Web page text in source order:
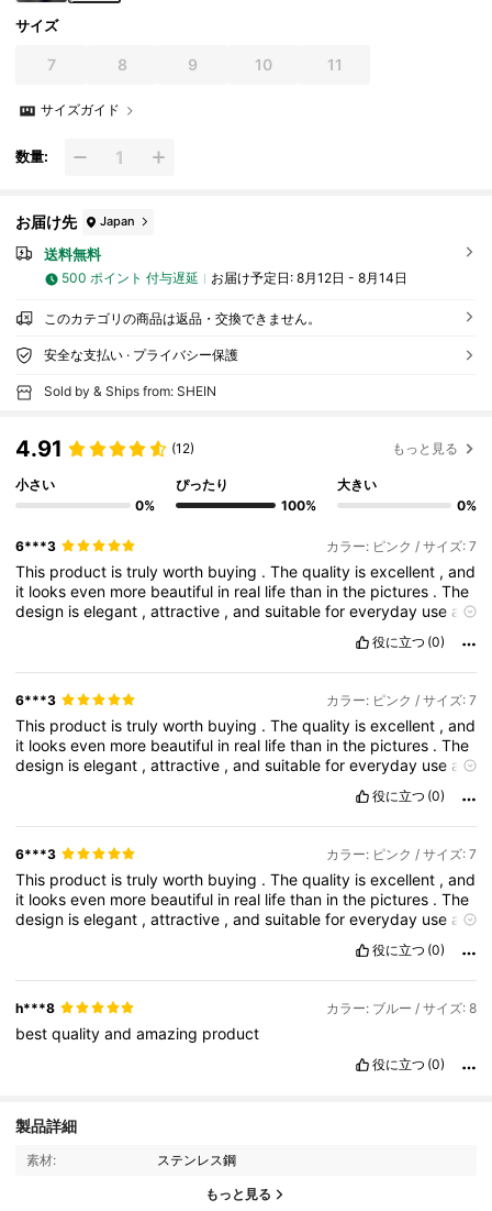
サイズ
7 8 9 10 11
サイズガイド
数量:
お届け先 Japan
送料無料
500 ポイント 付与遅延 お届け予定日: 8月12日 - 8月14日
このカテゴリの商品は返品・交換できません。
安全な支払い · プライバシー保護
Sold by & Ships from: SHEIN
4.91 (12) もっと見る
小さい
0%
ぴったり
100%
大きい
0%
6***3 カラー: ピンク / サイズ: 7
This product istrulyworth buying .Thequality isexcellent ,and
it lookseven more beautiful in real lifethan inthe pictures .The
design iselegant ,attractive ,andsuitableforeveryday use as
Thematerialfeels
durableandwell-made,showinggoodattentiontodetail.
Delivery
was smooth perfect condition
Overall,this isa productthat exceeds
expectations. Iwouldhighlyrecommendittoanyonelooking
forquality,style, andvalueinonepurchase .
役に立つ (0)
6***3 カラー: ピンク / サイズ: 7
This product istrulyworth buying .Thequality isexcellent ,and
it lookseven more beautiful in real lifethan inthe pictures .The
design iselegant ,attractive ,andsuitableforeveryday use as
Thematerialfeels
durableandwell-made,showinggoodattentiontodetail.
Delivery
was smooth perfect condition
Overall,this isa productthat exceeds
expectations. Iwouldhighlyrecommendittoanyonelooking
forquality,style, andvalueinonepurchase .
役に立つ (0)
6***3 カラー: ピンク / サイズ: 7
This product istrulyworth buying .Thequality isexcellent ,and
it lookseven more beautiful in real lifethan inthe pictures .The
design iselegant ,attractive ,andsuitableforeveryday use as
Thematerialfeels
durableandwell-made,showinggoodattentiontodetail.
Delivery
was smooth perfect condition
Overall,thisisa productthat
exceeds
expectations.I wouldhighlyrecommend
役に立つ (0)
h***8 カラー: ブルー / サイズ: 8
bestqualityandamazing product
役に立つ (0)
製品詳細
素材: ステンレス鋼
もっと見る
9.9K フォロワー